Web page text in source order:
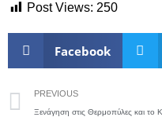
Post Views: 250
Facebook
PREVIOUS